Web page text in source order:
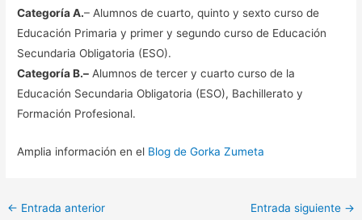
Categoría A.– Alumnos de cuarto, quinto y sexto curso de
Educación Primaria y primer y segundo curso de Educación
Secundaria Obligatoria (ESO).
Categoría B.– Alumnos de tercer y cuarto curso de la
Educación Secundaria Obligatoria (ESO), Bachillerato y
Formación Profesional.
Amplia información en el Blog de Gorka Zumeta
← Entrada anterior Entrada siguiente →